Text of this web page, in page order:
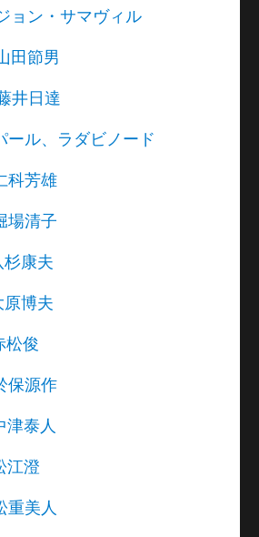
ョン・サマヴィル
田節男
井日達
ール、ラダビノード
科芳雄
場清子
杉康夫
原博夫
松俊
保源作
津泰人
江澄
重美人